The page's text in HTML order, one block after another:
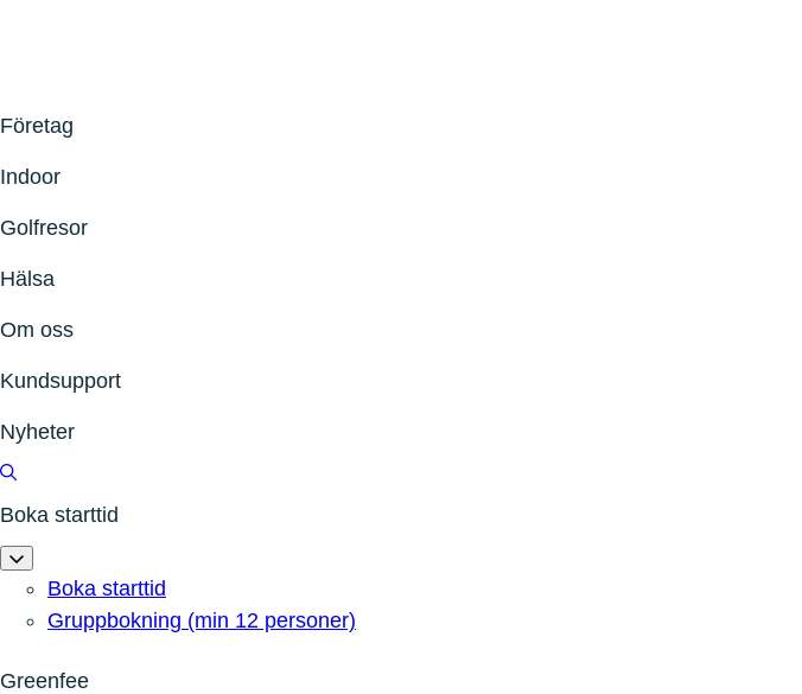
Företag
Indoor
Golfresor
Hälsa
Om oss
Kundsupport
Nyheter
Boka starttid
Boka starttid
Gruppbokning (min 12 personer)
Greenfee